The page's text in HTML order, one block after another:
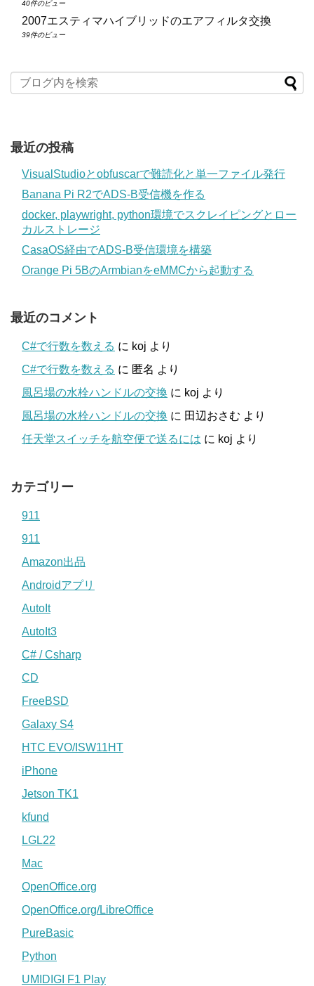
40件のビュー
2007エスティマハイブリッドのエアフィルタ交換
39件のビュー
最近の投稿
VisualStudioとobfuscarで難読化と単一ファイル発行
Banana Pi R2でADS-B受信機を作る
docker, playwright, python環境でスクレイピングとロー
カルストレージ
CasaOS経由でADS-B受信環境を構築
Orange Pi 5BのArmbianをeMMCから起動する
最近のコメント
C#で行数を数える に koj より
C#で行数を数える に 匿名 より
風呂場の水栓ハンドルの交換 に koj より
風呂場の水栓ハンドルの交換 に 田辺おさむ より
任天堂スイッチを航空便で送るには に koj より
カテゴリー
911
911
Amazon出品
Androidアプリ
AutoIt
AutoIt3
C# / Csharp
CD
FreeBSD
Galaxy S4
HTC EVO/ISW11HT
iPhone
Jetson TK1
kfund
LGL22
Mac
OpenOffice.org
OpenOffice.org/LibreOffice
PureBasic
Python
UMIDIGI F1 Play